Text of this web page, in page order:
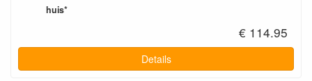
huis*
€ 114.95
Details